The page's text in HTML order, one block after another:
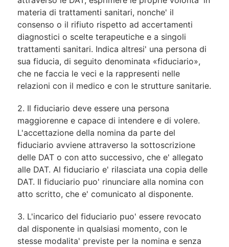
materia di trattamenti sanitari, nonche' il
consenso o il rifiuto rispetto ad accertamenti
diagnostici o scelte terapeutiche e a singoli
trattamenti sanitari. Indica altresi' una persona di
sua fiducia, di seguito denominata «fiduciario»,
che ne faccia le veci e la rappresenti nelle
relazioni con il medico e con le strutture sanitarie.
2. Il fiduciario deve essere una persona
maggiorenne e capace di intendere e di volere.
L'accettazione della nomina da parte del
fiduciario avviene attraverso la sottoscrizione
delle DAT o con atto successivo, che e' allegato
alle DAT. Al fiduciario e' rilasciata una copia delle
DAT. Il fiduciario puo' rinunciare alla nomina con
atto scritto, che e' comunicato al disponente.
3. L'incarico del fiduciario puo' essere revocato
dal disponente in qualsiasi momento, con le
stesse modalita' previste per la nomina e senza